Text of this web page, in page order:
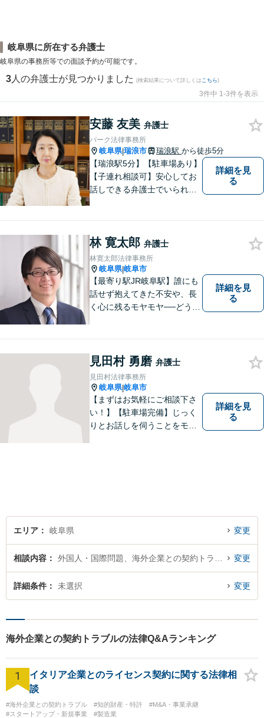
岐阜県に所在する弁護士
岐阜県の事務所等での面談予約が可能です。
3 人の弁護士が見つかりました (検索結果について詳しくは こちら)
3件中 1-3件を表示
安藤 友美 弁護士
パーク法律事務所
岐阜県|瑞浪市 瑞浪駅 から徒歩5分
【瑞浪駅5分】【駐車場あり】
【子連れ相談可】安心してお
話しできる弁護士でいられる
ます。より良い解決ができる
ようサポートしたいと考えて
おります。
詳細を見
る
林 寛太郎 弁護士
林寛太郎法律事務所
岐阜県|岐阜市
【最寄り駅JR岐阜駅】誰にも
話せず抱えてきた不安や、長
く心に残るモヤモヤ──どうぞ
一緒に見つけていきます。
【丁寧なヒアリング】【地域
密着型の法律事務所】
詳細を見
る
見田村 勇磨 弁護士
見田村法律事務所
岐阜県|岐阜市
【まずはお気軽にご相談下さ
い！】【駐車場完備】じっく
りとお話しを伺うことをモッ
詳細を見
る
エリア 岐阜県 変更
相談内容 変更
詳細条件 未選択 変更
海外企業との契約トラブルの法律Q&Aランキング
1
イタリア企業とのライセンス契約に関する法律相
談
#海外企業との契約トラブル #知的財産・特許
#M&A・事業承継
#スタートアップ・新規事業
#製造業